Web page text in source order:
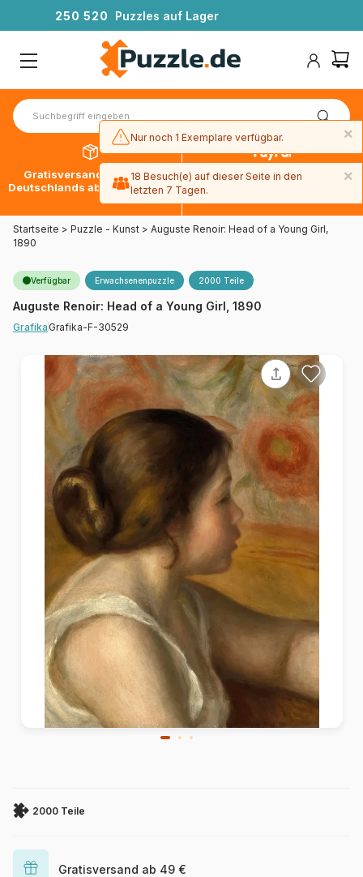
250 520 Puzzles auf Lager
Gratisversand innerhalb
Deutschlands ab 49 € mit DPD
30 Tage später bezahlen
Startseite > Puzzle - Kunst > Auguste Renoir: Head of a Young Girl,
1890
Verfügbar Erwachsenenpuzzle 2000 Teile
Auguste Renoir: Head of a Young Girl, 1890
Grafika Grafika-F-30529
2000 Teile
Gratisversand ab 49 €
×
Nur noch 1 Exemplare verfügbar.
×
18 Besuch(e) auf dieser Seite in den
letzten 7 Tagen.